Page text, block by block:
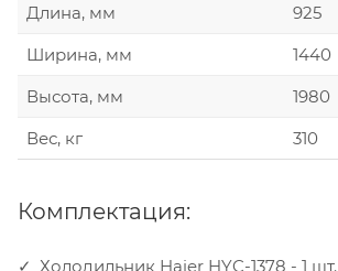
Длина, мм
925
Ширина, мм
1440
Высота, мм
1980
Вес, кг
310
Комплектация:
Холодильник Haier HYC-1378 - 1 шт.